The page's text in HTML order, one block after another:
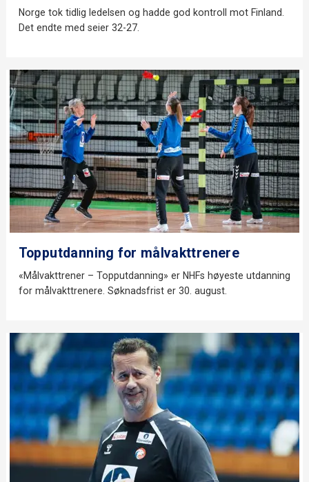
Norge tok tidlig ledelsen og hadde god kontroll mot Finland.
Det endte med seier 32-27.
Topputdanning for målvakttrenere
«Målvakttrener – Topputdanning» er NHFs høyeste utdanning
for målvakttrenere. Søknadsfrist er 30. august.